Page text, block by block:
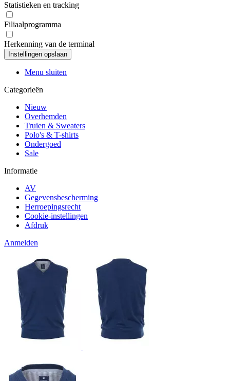
Statistieken en tracking
Filiaalprogramma
Herkenning van de terminal
Menu sluiten
Categorieën
Nieuw
Overhemden
Truien & Sweaters
Polo's & T-shirts
Ondergoed
Sale
Informatie
AV
Gegevensbescherming
Herroepingsrecht
Cookie-instellingen
Afdruk
Anmelden